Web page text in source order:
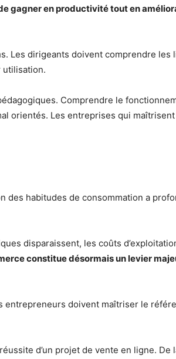
gagner en productivité tout en
Les dirigeants doivent comprendre les
utilisation.
Comprendre le
orientés. Les entreprises qui
habitudes de consommation a
disparaissent, les coûts
constitue désormais un levier
entrepreneurs doivent maîtriser le
d’un projet de vente en ligne. De